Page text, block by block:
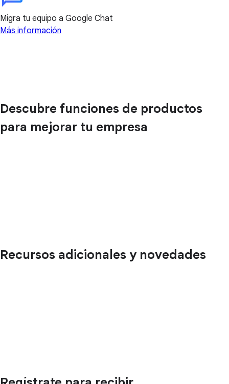
Migra tu equipo a Google Chat
Más información
Descubre funciones de productos
para mejorar tu empresa
Recursos adicionales y novedades